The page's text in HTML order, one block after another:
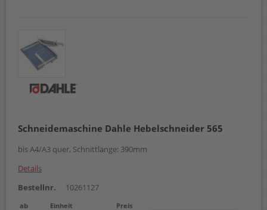
Schneidemaschine Dahle Hebelschneider 565
bis A4/A3 quer, Schnittlänge: 390mm
Details
Bestellnr.
10261127
ab Einheit
Preis